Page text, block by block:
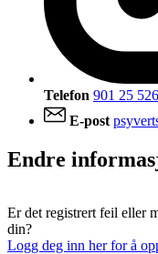
Telefon 901 25 526
E-post
Endre
Er det registrert feil eller
din?
Logg deg inn her for å